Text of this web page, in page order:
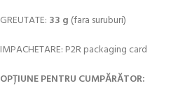
GREUTATE: 33 g (fara suruburi)
IMPACHETARE: P2R packaging card
OPȚIUNE PENTRU CUMPĂRĂTOR: